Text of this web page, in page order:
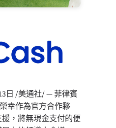
日 /美通社/ — 菲律賓
幸作為官方合作夥
，將無現金支付的便